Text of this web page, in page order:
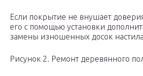
Если покрытие не внушает
его с помощью установки
замены изношенных досок
Рисунок 2. Ремонт деревянного